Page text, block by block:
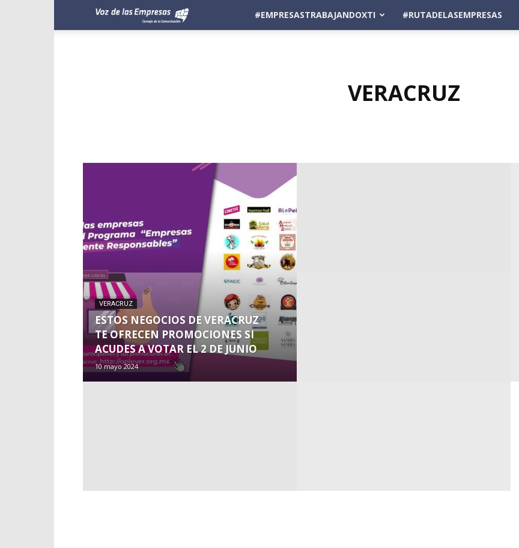
#EMPRESASTRABAJANDOXTI #RUTADELASEMPRESAS
VERACRUZ
VERACRUZ
ESTOS NEGOCIOS DE VERACRUZ
TE OFRECEN PROMOCIONES SI
ACUDES A VOTAR EL 2 DE JUNIO
10 mayo 2024